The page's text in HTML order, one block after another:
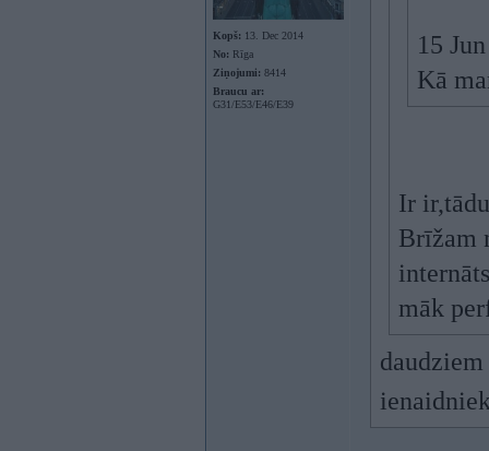
Kopš: 13. Dec 2014
No: Rīga
Ziņojumi: 8414
Braucu ar:
G31/E53/E46/E39
15
Kā
Ir
Brīžam
māk